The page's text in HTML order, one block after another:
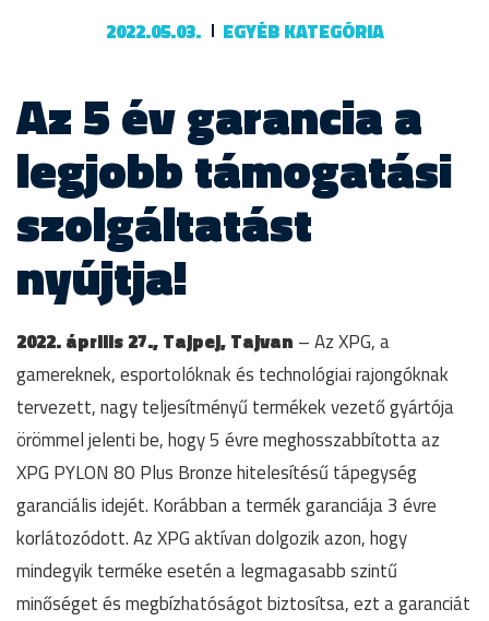
2022.05.03. EGYÉB KATEGÓRIA
Az 5 év garancia a
legjobb támogatási
szolgáltatást
nyújtja!
2022. április 27., Tajpej, Tajvan – Az XPG, a
gamereknek, esportolóknak és technológiai rajongóknak
tervezett, nagy teljesítményű termékek vezető gyártója
örömmel jelenti be, hogy 5 évre meghosszabbította az
XPG PYLON 80 Plus Bronze hitelesítésű tápegység
garanciális idejét. Korábban a termék garanciája 3 évre
korlátozódott. Az XPG aktívan dolgozik azon, hogy
mindegyik terméke esetén a legmagasabb szintű
minőséget és megbízhatóságot biztosítsa, ezt a garanciát